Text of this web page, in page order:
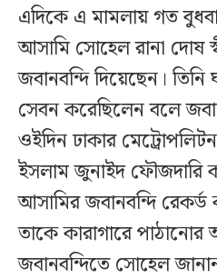
এদিকে এ মামলায় গত
আসামি সোহেল রানা দোষ
জবানবন্দি দিয়েছেন।
সেবন করেছিলেন বলে
ওইদিন ঢাকার
ইসলাম জুনাইদ ফৌজদারি
আসামির জবানবন্দি
তাকে কারাগারে
জবানবন্দিতে সোহেল